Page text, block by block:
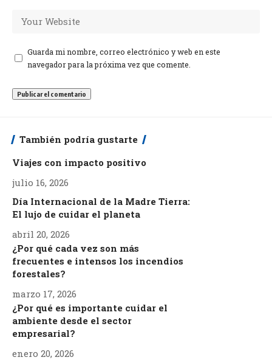
Guarda mi nombre, correo electrónico y web en este
navegador para la próxima vez que comente.
También podría gustarte
Viajes con impacto positivo
julio 16, 2026
Día Internacional de la Madre Tierra:
El lujo de cuidar el planeta
abril 20, 2026
¿Por qué cada vez son más
frecuentes e intensos los incendios
forestales?
marzo 17, 2026
¿Por qué es importante cuidar el
ambiente desde el sector
empresarial?
enero 20, 2026